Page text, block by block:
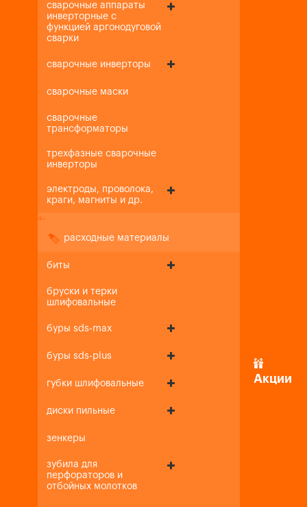
сварочные аппараты
инверторные с
функцией аргонодуговой
сварки
сварочные инверторы
сварочные маски
сварочные
трансформаторы
трехфазные сварочные
инверторы
электроды, проволока,
краги, магниты и др.
+-
расходные материалы
биты
бруски и терки
шлифовальные
буры sds-max
буры sds-plus
губки шлифовальные
диски пильные
зенкеры
зубила для
перфораторов и
отбойных молотков
Акции